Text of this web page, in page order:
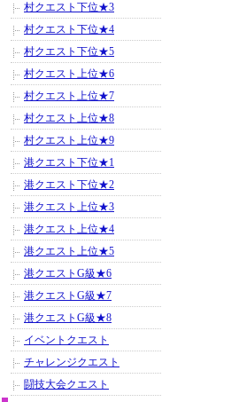
村クエスト下位★3
村クエスト下位★4
村クエスト下位★5
村クエスト上位★6
村クエスト上位★7
村クエスト上位★8
村クエスト上位★9
港クエスト下位★1
港クエスト下位★2
港クエスト上位★3
港クエスト上位★4
港クエスト上位★5
港クエストG級★6
港クエストG級★7
港クエストG級★8
イベントクエスト
チャレンジクエスト
闘技大会クエスト